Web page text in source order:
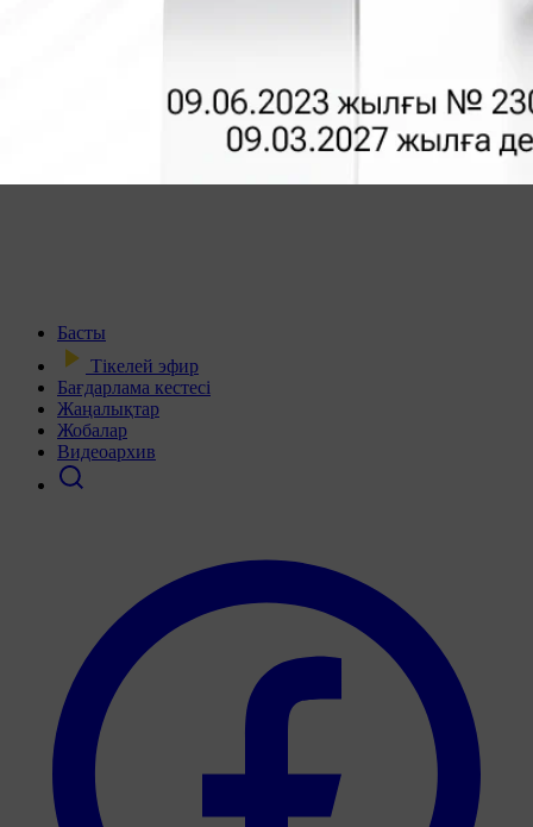
Басты
Тікелей эфир
Бағдарлама кестесі
Жаңалықтар
Жобалар
Видеоархив